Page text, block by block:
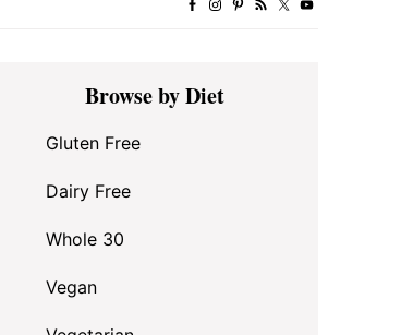
Primary
SidebarBrowse by Diet
Gluten Free
Dairy Free
Whole 30
Vegan